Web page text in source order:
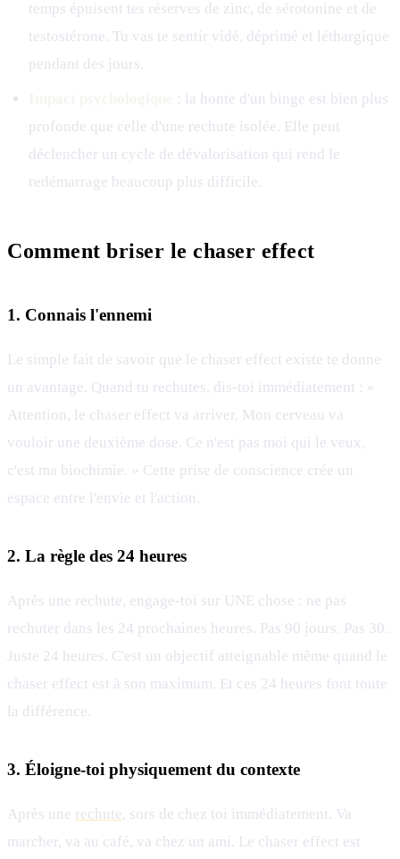
temps épuisent tes réserves de zinc, de sérotonine et de
testostérone. Tu vas te sentir vidé, déprimé et léthargique
pendant des jours.
: la honte d'un binge est bien plus
profonde que celle d'une rechute isolée. Elle peut
déclencher un cycle de dévalorisation qui rend le
redémarrage beaucoup plus difficile.
Comment briser le chaser effect
1. Connais l'ennemi
Le simple fait de savoir que le chaser effect existe te donne
un avantage. Quand tu rechutes, dis-toi immédiatement : «
Attention, le chaser effect va arriver. Mon cerveau va
vouloir une deuxième dose. Ce n'est pas moi qui le veux,
c'est ma biochimie. » Cette prise de conscience crée un
espace entre l'envie et l'action.
2. La règle des 24 heures
Après une rechute, engage-toi sur UNE chose : ne pas
rechuter dans les 24 prochaines heures. Pas 90 jours. Pas 30.
Juste 24 heures. C'est un objectif atteignable même quand le
chaser effect est à son maximum. Et ces 24 heures font toute
la différence.
3. Éloigne-toi physiquement du contexte
Après une rechute, sors de chez toi immédiatement. Va
marcher, va au café, va chez un ami. Le chaser effect est